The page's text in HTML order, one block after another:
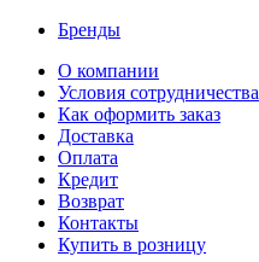
Бренды
О компании
Условия сотрудничества
Как оформить заказ
Доставка
Оплата
Кредит
Возврат
Контакты
Купить в розницу